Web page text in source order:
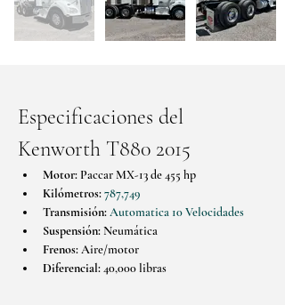
Especificaciones del
Kenworth T880 2015
Motor: Paccar MX-13 de 455 hp
Kilómetros:787,749
Transmisión:Automatica 10 Velocidades
Suspensión: Neumática
Frenos: Aire/motor
Diferencial: 40,000 libras